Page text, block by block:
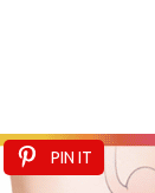
PIN IT